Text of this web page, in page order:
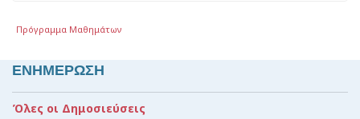
Πρόγραμμα Μαθημάτων
ΕΝΗΜΕΡΩΣΗ
Όλες οι Δημοσιεύσεις